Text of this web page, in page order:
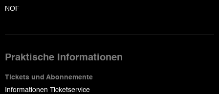
NOF
Praktische Informationen
Tickets und Abonnemente
Informationen Ticketservice